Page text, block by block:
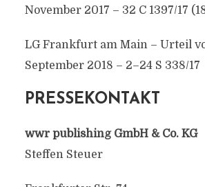
November 2017 – 32 C 1397/17
LG Frankfurt am Main – Urteil
September 2018 – 2–24 S 338/17
PRESSEKONTAKT
wwr publishing GmbH & Co. KG
Steffen Steuer